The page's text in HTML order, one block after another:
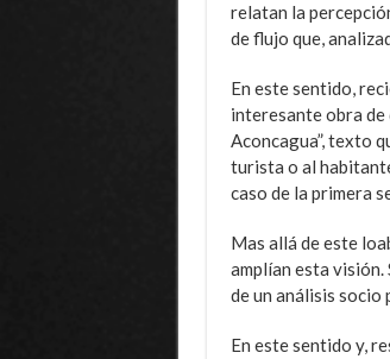
relatan la
de flujo que,
En este sentido,
interesante obra
Aconcagua”, texto
turista o al
caso de la primera
Mas allá de este
amplían esta visión.
de un análisis socio
En este sentido y,